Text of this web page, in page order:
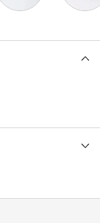
um desenho
Doren e